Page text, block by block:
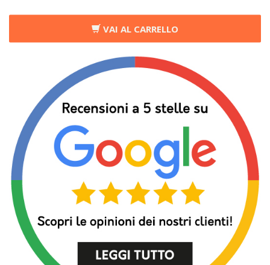
VAI AL CARRELLO